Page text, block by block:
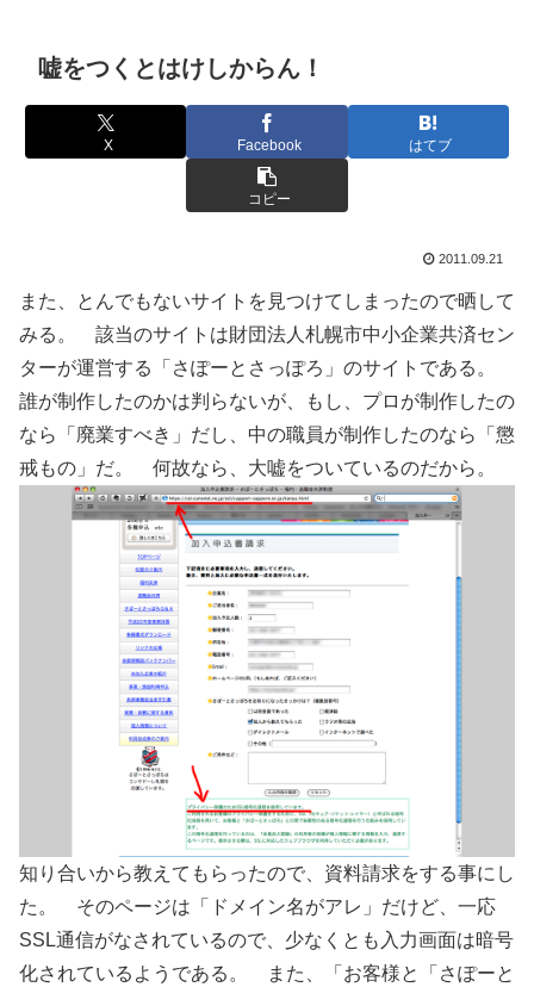
嘘をつくとはけしからん！
X Facebook はてブ
コピー
2011.09.21
また、とんでもないサイトを見つけてしまったので晒して
みる。 該当のサイトは財団法人札幌市中小企業共済セン
ターが運営する「さぽーとさっぽろ」のサイトである。
誰が制作したのかは判らないが、もし、プロが制作したの
なら「廃業すべき」だし、中の職員が制作したのなら「懲
戒もの」だ。 何故なら、大嘘をついているのだから。
知り合いから教えてもらったので、資料請求をする事にし
た。 そのページは「ドメイン名がアレ」だけど、一応
SSL通信がなされているので、少なくとも入力画面は暗号
化されているようである。 また、「お客様と「さぽーと